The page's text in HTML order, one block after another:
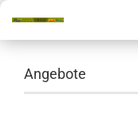
Angebote